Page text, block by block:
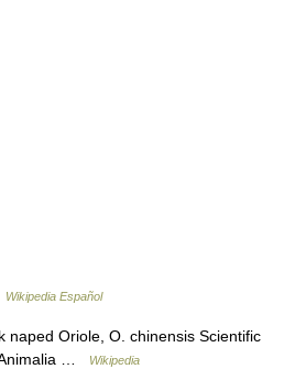
Wikipedia Español
naped Oriole, O. chinensis Scientific
Animalia …
Wikipedia